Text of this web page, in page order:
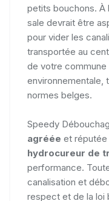
petits bouchons. À
sale devrait être
pour vider les
transportée au
de votre
environnementale,
normes belges.
Speedy
agréée et
hydrocureur de
performance.
canalisation et
respect et de la loi